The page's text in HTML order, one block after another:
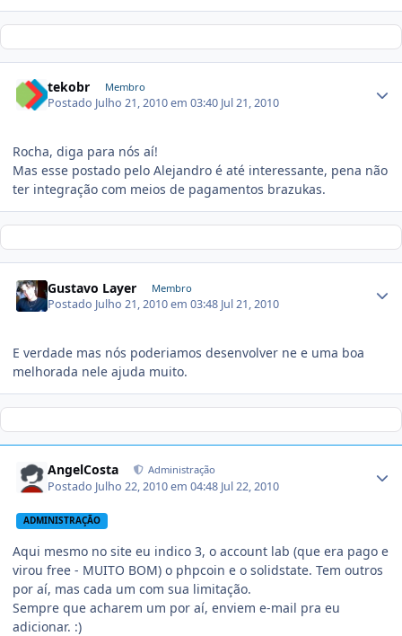
tekobr Membro
Postado Julho 21, 2010 em 03:40 Jul 21, 2010
Rocha, diga para nós aí!
Mas esse postado pelo Alejandro é até interessante, pena não
ter integração com meios de pagamentos brazukas.
Gustavo Layer Membro
Postado Julho 21, 2010 em 03:48 Jul 21, 2010
E verdade mas nós poderiamos desenvolver ne e uma boa
melhorada nele ajuda muito.
AngelCosta Administração
Postado Julho 22, 2010 em 04:48 Jul 22, 2010
ADMINISTRAÇÃO
Aqui mesmo no site eu indico 3, o account lab (que era pago e
virou free - MUITO BOM) o phpcoin e o solidstate. Tem outros
por aí, mas cada um com sua limitação.
Sempre que acharem um por aí, enviem e-mail pra eu
adicionar. :)